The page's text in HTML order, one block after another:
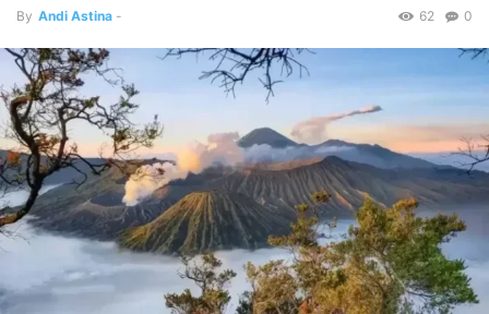
By Andi Astina - 0
62